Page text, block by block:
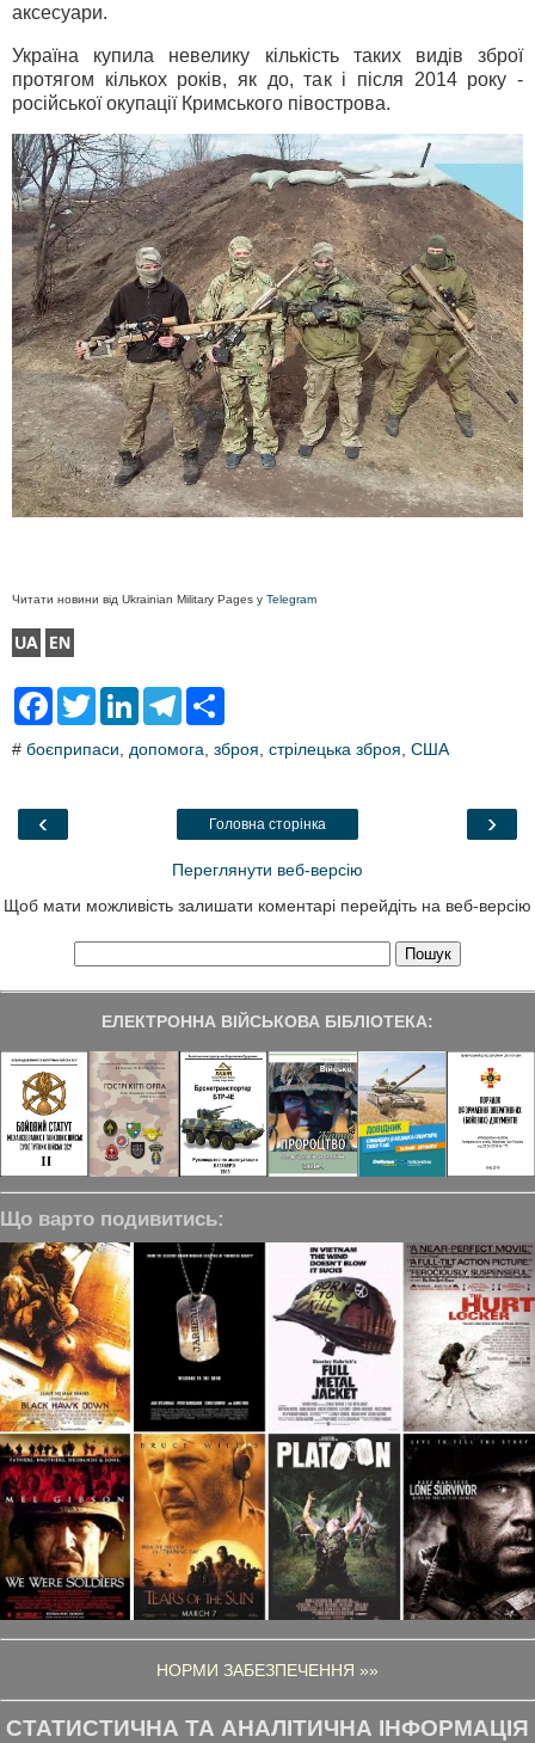
аксесуари.
Україна купила невелику кількість таких видів зброї
протягом кількох років, як до, так і після 2014 року -
російської окупації Кримського півострова.
Читати новини від Ukrainian Military Pages у Telegram
F
e
o
T
t
L
k
T
e
a
r
# боєприпаси допомога зброя стрілецька зброя США
‹ ›
Головна сторінка
Переглянути веб-версію
Щоб мати можливість залишати коментарі перейдіть на веб-версію
ЕЛЕКТРОННА ВІЙСЬКОВА БІБЛІОТЕКА:
Що варто подивитись:
НОРМИ ЗАБЕЗПЕЧЕННЯ »»
СТАТИСТИЧНА ТА АНАЛІТИЧНА ІНФОРМАЦІЯ